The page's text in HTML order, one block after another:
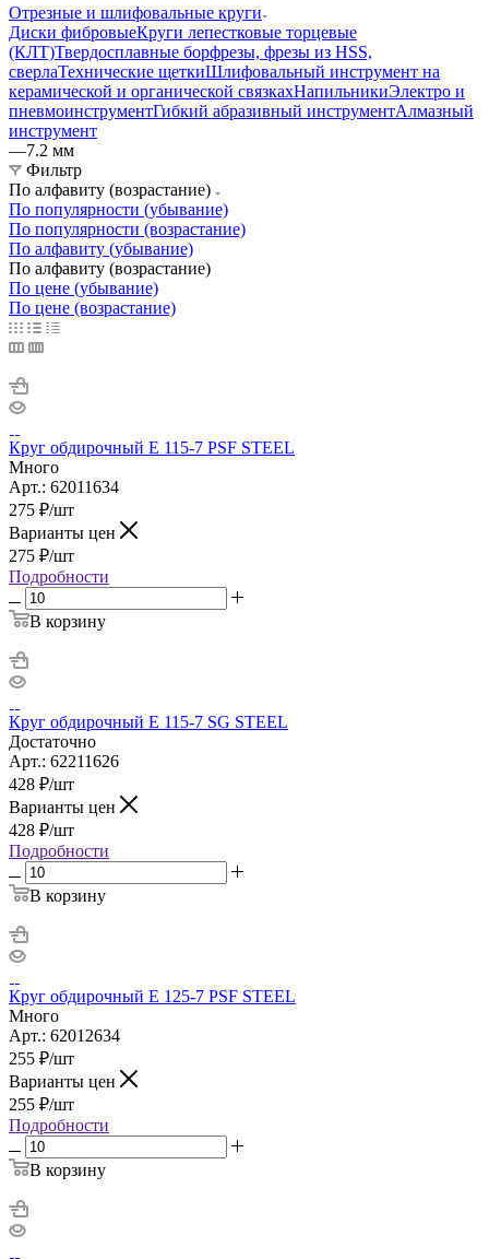
Отрезные и шлифовальные круги
Диски фибровыеКруги лепестковые торцевые
(КЛТ)Твердосплавные борфрезы, фрезы из HSS,
сверлаТехнические щеткиШлифовальный инструмент на
керамической и органической связкахНапильникиЭлектро и
пневмоинструментГибкий абразивный инструментАлмазный
инструмент
—7.2 мм
Фильтр
По алфавиту (возрастание)
По популярности (убывание)
По популярности (возрастание)
По алфавиту (убывание)
По алфавиту (возрастание)
По цене (убывание)
По цене (возрастание)
Круг обдирочный E 115-7 PSF STEEL
Много
Арт.: 62011634
275 ₽/шт
Варианты цен
275 ₽/шт
Подробности
В корзину
Круг обдирочный E 115-7 SG STEEL
Достаточно
Арт.: 62211626
428 ₽/шт
Варианты цен
428 ₽/шт
Подробности
В корзину
Круг обдирочный Е 125-7 PSF STEEL
Много
Арт.: 62012634
255 ₽/шт
Варианты цен
255 ₽/шт
Подробности
В корзину